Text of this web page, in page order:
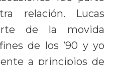
relación. Lucas
de la movida
de los ’90 y yo
a principios de